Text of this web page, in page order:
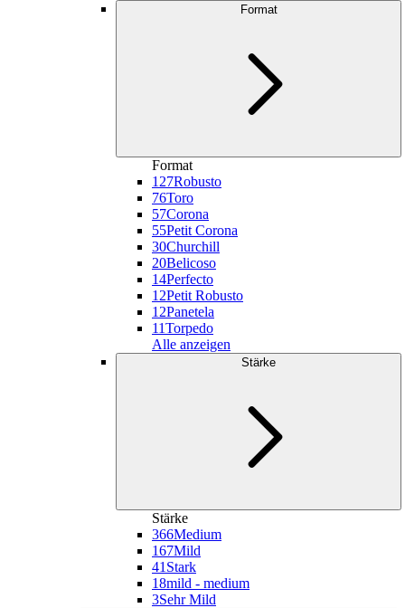
Format
Format
127Robusto
76Toro
57Corona
55Petit Corona
30Churchill
20Belicoso
14Perfecto
12Petit Robusto
12Panetela
11Torpedo
Alle anzeigen
Stärke
Stärke
366Medium
167Mild
41 Stark
18mild - medium
3Sehr Mild